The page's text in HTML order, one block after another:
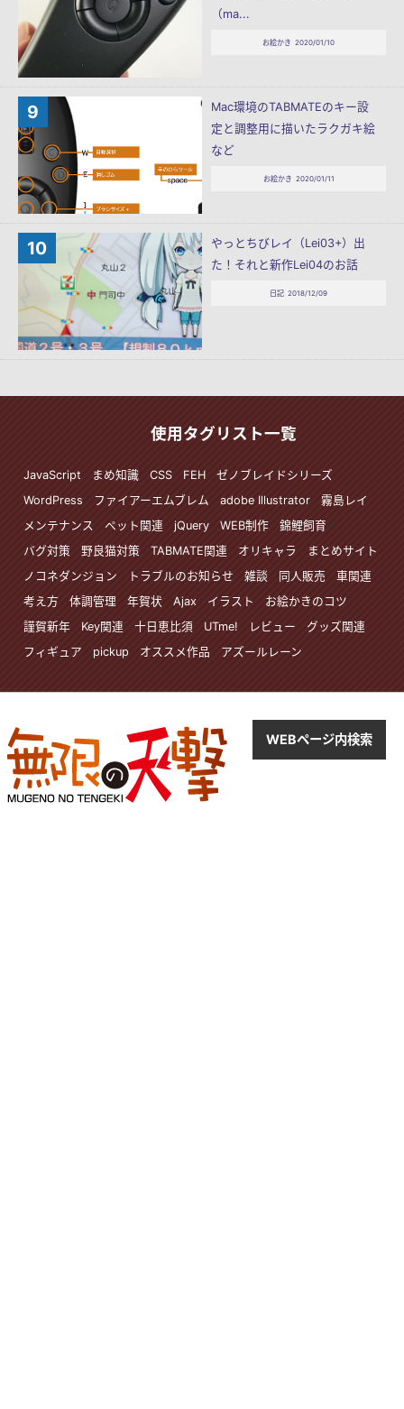
（ma...
お絵かき 2020/01/10
Mac環境のTABMATEのキー設
定と調整用に描いたラクガキ絵
など
お絵かき 2020/01/11
やっとちびレイ（Lei03+）出
た！それと新作Lei04のお話
日記 2018/12/09
使用タグリスト一覧
JavaScript まめ知識 CSS FEH
ゼノブレイドシリーズ
WordPress
ファイアーエムブレム adobe Illustrator
霧島レイ
メンテナンス
ペット関連 jQuery WEB制作
錦鯉飼育
バグ対策
野良猫対策 TABMATE関連 オリキャラ
まとめサイト
ノコネダンジョン
トラブルのお知らせ 雑談 同人販売
車関連
考え方
体調管理 年賀状 Ajax イラスト
お絵かきのコツ
謹賀新年
Key関連 十日恵比須 UTme! レビュー
グッズ関連
フィギュア
pickup オススメ作品 アズールレーン
WEBページ内検索